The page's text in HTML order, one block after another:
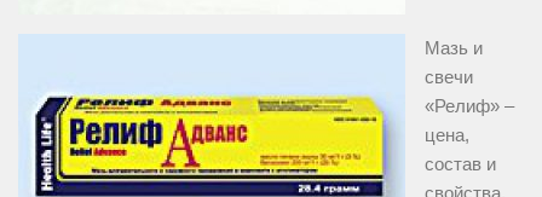
Мазь и
свечи
«Релиф» –
цена,
состав и